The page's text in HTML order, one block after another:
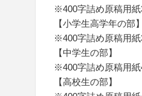
※400字詰め原稿用紙
【小学生高学年の部】
※400字詰め原稿用紙
【中学生の部】
※400字詰め原稿用紙
【高校生の部】